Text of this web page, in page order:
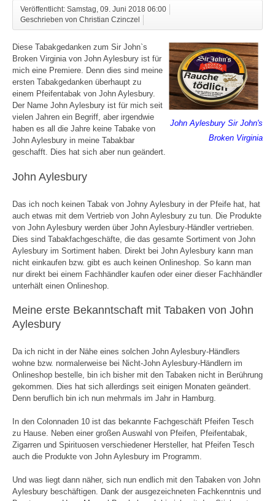
Veröffentlicht: Samstag, 09. Juni 2018 06:00
Geschrieben von Christian Czinczel
John Aylesbury Sir John's
Broken Virginia
Diese Tabakgedanken zum Sir John`s
Broken Virginia von John Aylesbury ist für
mich eine Premiere. Denn dies sind meine
ersten Tabakgedanken überhaupt zu
einem Pfeifentabak von John Aylesbury.
Der Name John Aylesbury ist für mich seit
vielen Jahren ein Begriff, aber irgendwie
haben es all die Jahre keine Tabake von
John Aylesbury in meine Tabakbar
geschafft. Dies hat sich aber nun geändert.
John Aylesbury
Das ich noch keinen Tabak von Johny Aylesbury in der Pfeife hat, hat
auch etwas mit dem Vertrieb von John Aylesbury zu tun. Die Produkte
von John Aylesbury werden über John Aylesbury-Händler vertrieben.
Dies sind Tabakfachgeschäfte, die das gesamte Sortiment von John
Aylesbury im Sortiment haben. Direkt bei John Aylesbury kann man
nicht einkaufen bzw. gibt es auch keinen Onlineshop. So kann man
nur direkt bei einem Fachhändler kaufen oder einer dieser Fachhändler
unterhält einen Onlineshop.
Meine erste Bekanntschaft mit Tabaken von John
Aylesbury
Da ich nicht in der Nähe eines solchen John Aylesbury-Händlers
wohne bzw. normalerweise bei Nicht-John Aylesbury-Händlern im
Onlineshop bestelle, bin ich bisher mit den Tabaken nicht in Berührung
gekommen. Dies hat sich allerdings seit einigen Monaten geändert.
Denn beruflich bin ich nun mehrmals im Jahr in Hamburg.
In den Colonnaden 10 ist das bekannte Fachgeschäft Pfeifen Tesch
zu Hause. Neben einer großen Auswahl von Pfeifen, Pfeifentabak,
Zigarren und Spirituosen verschiedener Hersteller, hat Pfeifen Tesch
auch die Produkte von John Aylesbury im Programm.
Und was liegt dann näher, sich nun endlich mit den Tabaken von John
Aylesbury beschäftigen. Dank der ausgezeichneten Fachkenntnis und